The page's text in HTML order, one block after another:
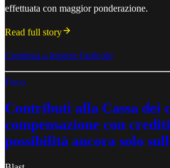
effettuata con maggior ponderazione.
Read full story
Continua a leggere l'articolo
Fisco
Contributi alla Cassa dei
compensazione con
possibilità ancora solo